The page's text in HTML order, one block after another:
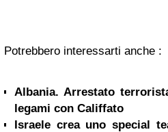
Potrebbero interessarti anche :
Albania. Arrestato
legami con Califfato
Israele crea uno special